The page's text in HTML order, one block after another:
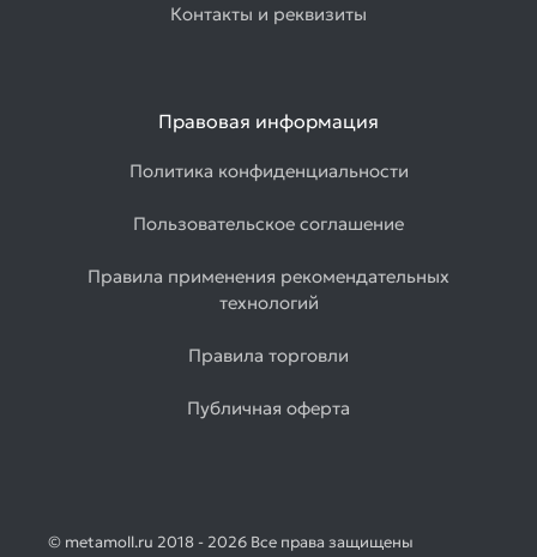
Контакты и реквизиты
Правовая информация
Политика конфиденциальности
Пользовательское соглашение
Правила применения рекомендательных
технологий
Правила торговли
Публичная оферта
© metamoll.ru 2018 - 2026 Все права защищены